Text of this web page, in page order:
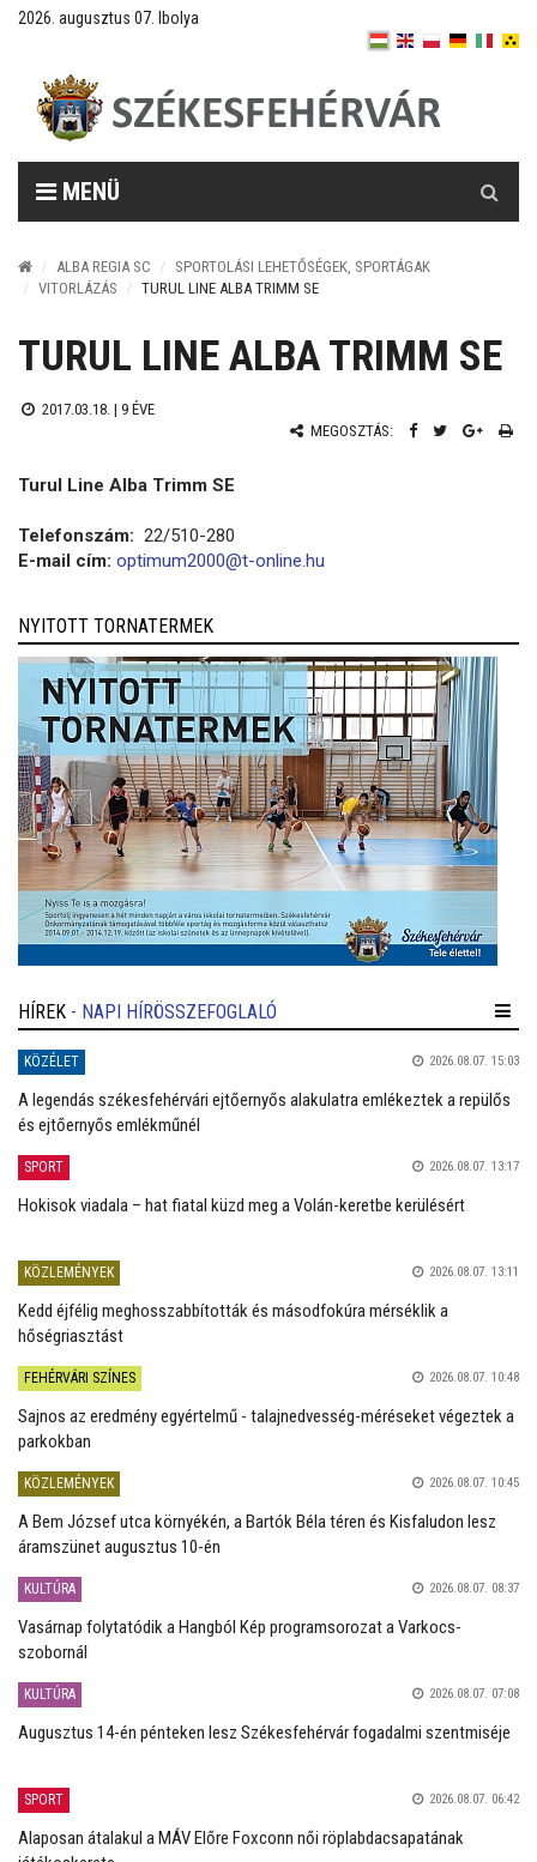
2026. augusztus 07. Ibolya
MENÜ
ALBA REGIA SC
SPORTOLÁSI LEHETŐSÉGEK, SPORTÁGAK
VITORLÁZÁS
TURUL LINE ALBA TRIMM SE
TURUL LINE ALBA TRIMM SE
2017.03.18. | 9 ÉVE
MEGOSZTÁS:
Turul Line Alba Trimm SE
Telefonszám: 22/510-280
E-mail cím: optimum2000@t-online.hu
NYITOTT TORNATERMEK
HÍREK - NAPI HÍRÖSSZEFOGLALÓ
KÖZÉLET 2026.08.07. 15:03
A legendás székesfehérvári ejtőernyős alakulatra emlékeztek a repülős
és ejtőernyős emlékműnél
SPORT 2026.08.07. 13:17
Hokisok viadala – hat fiatal küzd meg a Volán-keretbe kerülésért
KÖZLEMÉNYEK 2026.08.07. 13:11
Kedd éjfélig meghosszabbították és másodfokúra mérséklik a
hőségriasztást
FEHÉRVÁRI SZÍNES 2026.08.07. 10:48
Sajnos az eredmény egyértelmű - talajnedvesség-méréseket végeztek a
parkokban
KÖZLEMÉNYEK 2026.08.07. 10:45
A Bem József utca környékén, a Bartók Béla téren és Kisfaludon lesz
áramszünet augusztus 10-én
KULTÚRA 2026.08.07. 08:37
Vasárnap folytatódik a Hangból Kép programsorozat a Varkocs-
szobornál
KULTÚRA 2026.08.07. 07:08
Augusztus 14-én pénteken lesz Székesfehérvár fogadalmi szentmiséje
SPORT 2026.08.07. 06:42
Alaposan átalakul a MÁV Előre Foxconn női röplabdacsapatának